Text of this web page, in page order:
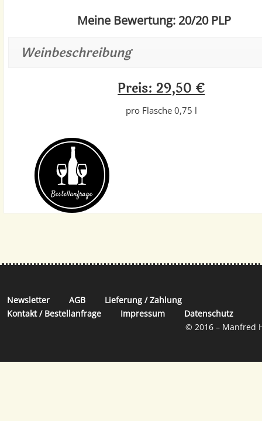
Meine Bewertung: 20/20 PLP
Weinbeschreibung
Preis: 29,50 €
pro Flasche 0,75 l
Bestell­anfrage
Newsletter AGB
Lieferung / Zahlung
Kontakt / Bestellanfrage
Impressum
Datenschutz
© 2016 – Manfred